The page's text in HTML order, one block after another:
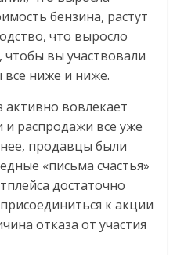
бензина, растут
что выросло
вы участвовали
ниже и ниже.
активно вовлекает
распродажи все уже
продавцы были
«письма счастья»
достаточно
к акции
отказа от участия